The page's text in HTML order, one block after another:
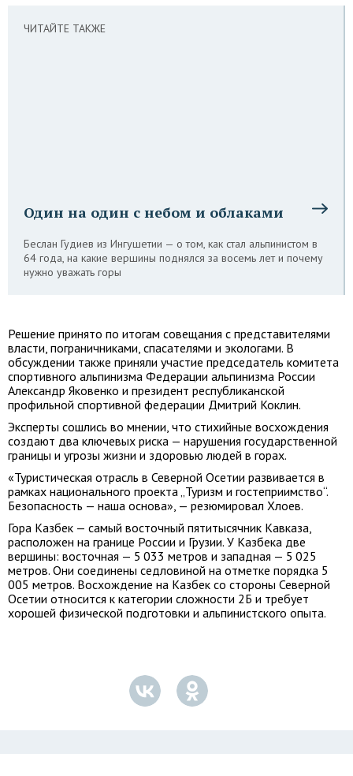
ЧИТАЙТЕ ТАКЖЕ
Один на один с небом и облаками
Беслан Гудиев из Ингушетии — о том, как стал альпинистом в
64 года, на какие вершины поднялся за восемь лет и почему
нужно уважать горы
Решение принято по итогам совещания с представителями
власти, пограничниками, спасателями и экологами. В
обсуждении также приняли участие председатель комитета
спортивного альпинизма Федерации альпинизма России
Александр Яковенко и президент республиканской
профильной спортивной федерации Дмитрий Коклин.
Эксперты сошлись во мнении, что стихийные восхождения
создают два ключевых риска — нарушения государственной
границы и угрозы жизни и здоровью людей в горах.
«Туристическая отрасль в Северной Осетии развивается в
рамках национального проекта „Туризм и гостеприимство“.
Безопасность — наша основа», — резюмировал Хлоев.
Гора Казбек — самый восточный пятитысячник Кавказа,
расположен на границе России и Грузии. У Казбека две
вершины: восточная — 5 033 метров и западная — 5 025
метров. Они соединены седловиной на отметке порядка 5
005 метров. Восхождение на Казбек со стороны Северной
Осетии относится к категории сложности 2Б и требует
хорошей физической подготовки и альпинистского опыта.